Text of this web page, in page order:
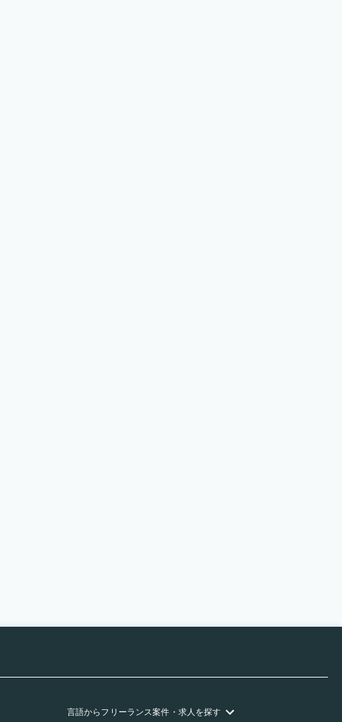
言語からフリーランス案件・求人を探す